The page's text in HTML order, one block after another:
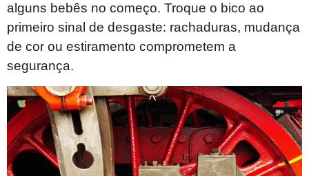
alguns bebês no começo. Troque o bico ao
primeiro sinal de desgaste: rachaduras, mudança
de cor ou estiramento comprometem a
segurança.